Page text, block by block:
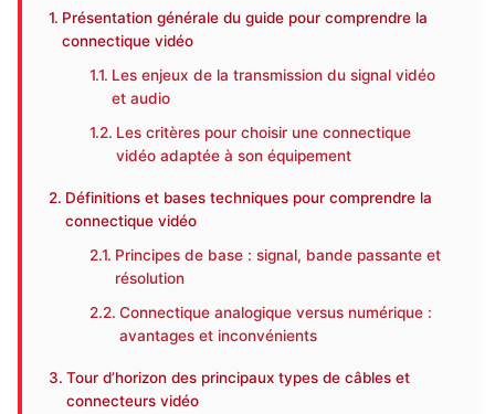
Présentation générale du guide pour comprendre la
connectique vidéo
Les enjeux de la transmission du signal vidéo
et audio
Les critères pour choisir une connectique
vidéo adaptée à son équipement
Définitions et bases techniques pour comprendre la
connectique vidéo
Principes de base : signal, bande passante et
résolution
Connectique analogique versus numérique :
avantages et inconvénients
Tour d’horizon des principaux types de câbles et
connecteurs vidéo